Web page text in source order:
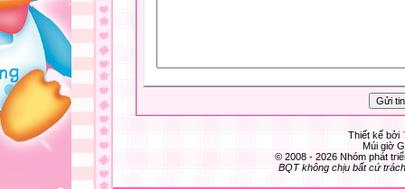
Thiết kế bởi
Múi giờ
© 2008 - 2026 Nhóm phát
BQT không chịu bất cứ